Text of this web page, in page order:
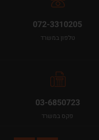
072-3310205
טלפון במשרד
03-6850723
פקס במשרד